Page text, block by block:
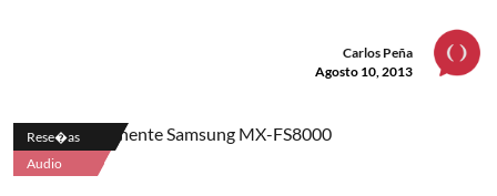
Carlos Peña
Agosto 10, 2013
Rese�as
Audio